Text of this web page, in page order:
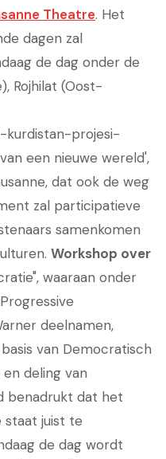
Theatre. Het
dagen zal
de dag onder de
Rojhilat (Oost-
kurdistan-projesi-
een nieuwe wereld',
dat ook de weg
zal participatieve
samenkomen
Workshop over
waaraan onder
deelnamen,
van Democratisch
deling van
benadrukt dat het
staat juist te
de dag wordt